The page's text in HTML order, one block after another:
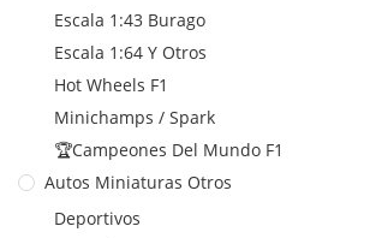
Escala 1:43 Burago
Escala 1:64 Y Otros
Hot Wheels F1
Minichamps / Spark
🏆Campeones Del Mundo F1
Autos Miniaturas Otros
Deportivos